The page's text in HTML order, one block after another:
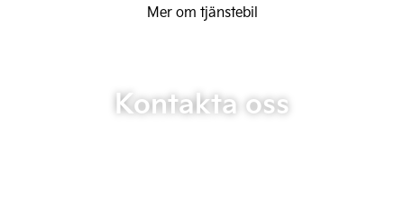
Mer om tjänstebil
Kontakta oss